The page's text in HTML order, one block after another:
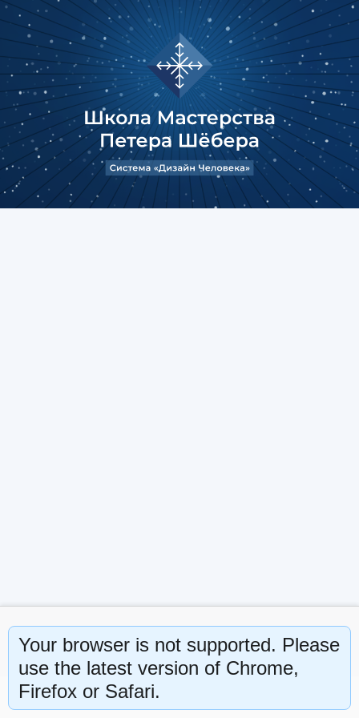
Этот сайт использует cookie. нажимая "Принять", вы
соглашаетесь на использование файлов cookie в
соответствии сПолитикой конфиденциальности
Отклонить Принять
Your browser is not supported. Please
use the latest version of Chrome,
Firefox or Safari.